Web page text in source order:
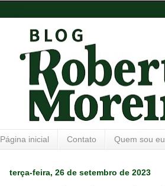
Página inicial Contato Quem sou eu
terça-feira, 26 de setembro de 2023